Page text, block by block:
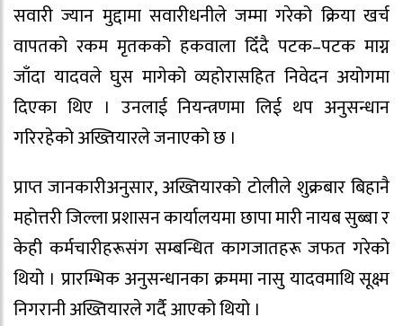
सवारी ज्यान मुद्दामा सवारीधनीले जम्मा गरेको क्रिया खर्च
वापतको रकम मृतकको हकवाला दिँदै पटक–पटक माग्न
जाँदा यादवले घुस मागेको व्यहोरासहित निवेदन अयोगमा
दिएका थिए । उनलाई नियन्त्रणमा लिई थप अनुसन्धान
गरिरहेको अख्तियारले जनाएको छ ।
प्राप्त जानकारीअनुसार, अख्तियारको टोलीले शुक्रबार बिहानै
महोत्तरी जिल्ला प्रशासन कार्यालयमा छापा मारी नायब सुब्बा र
केही कर्मचारीहरूसंग सम्बन्धित कागजातहरू जफत गरेको
थियो । प्रारम्भिक अनुसन्धानका क्रममा नासु यादवमाथि सूक्ष्म
निगरानी अख्तियारले गर्दै आएको थियो ।